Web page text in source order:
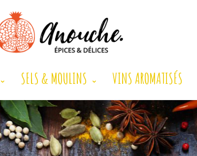
SELS & MOULINS VINS AROMATISÉS